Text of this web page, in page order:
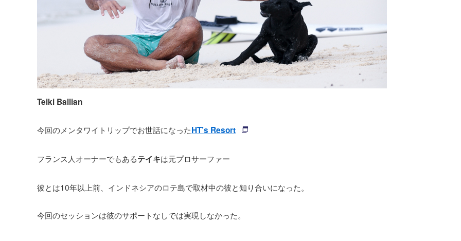
Teiki Ballian
今回のメンタワイトリップでお世話になったHT’s Resort
フランス人オーナーでもあるテイキは元プロサーファー
彼とは10年以上前、インドネシアのロテ島で取材中の彼と知り合いになった。
今回のセッションは彼のサポートなしでは実現しなかった。